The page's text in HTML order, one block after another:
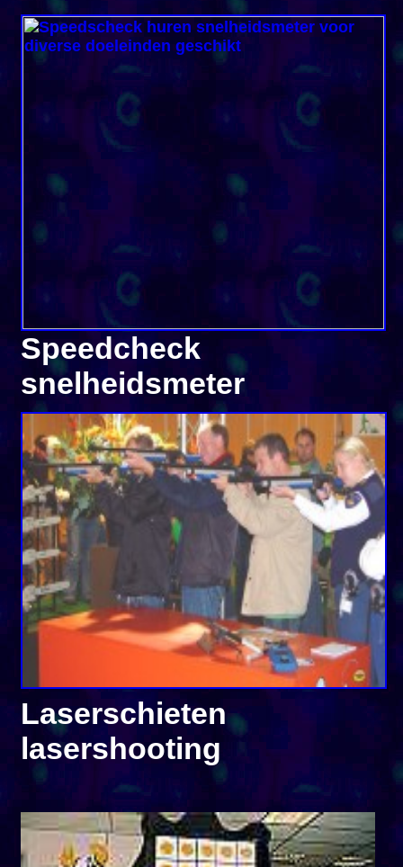
Speedcheck
snelheidsmeter
Laserschieten
lasershooting